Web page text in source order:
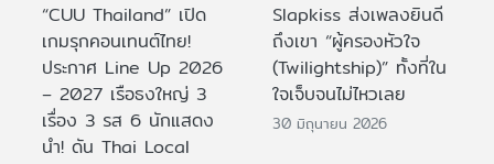
“CUU Thailand” เปิด
เกมรุกคอนเทนต์ไทย!
ประกาศ Line Up 2026
– 2027 เรือธงใหญ่ 3
เรื่อง 3 รส 6 นักแสดง
นำ! ดัน Thai Local
Slapkiss ส่งเพลงยินดี
ถึงเขา “ผู้ครองหัวใจ
(Twilightship)” ทั้งที่ใน
ใจเจ็บจนไม่ไหวเลย
30 มิถุนายน 2026